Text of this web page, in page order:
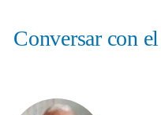
Conversar con